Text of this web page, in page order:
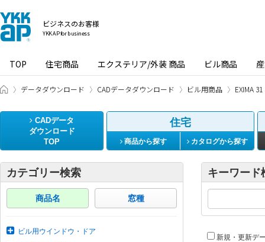
ビジネスのお客様
YKK AP for business
TOP 住宅商品 エクステリア/外装 商品 ビル商品
ビジネスのお客様 HOME
データダウンロード CADデータダウンロード ビル用商品 EXIMA
CADデータ
ダウンロード
TOP
住宅
商品から探す カタログから探す
カテゴリー検索
商品名 窓種
ビル用ウインドウ・ドア
キーワード
新規・更新デ